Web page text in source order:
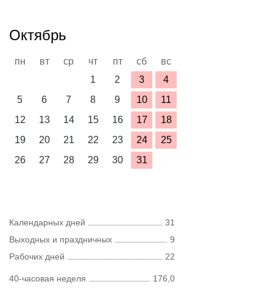
Октябрь
пн вт ср чт пт сб
вс
1
2 3
4
5
6 7 8 9 10
11
12
13 14 15 16 17
18
19
20 21 22 23 24
25
26
27 28 29 30 31
Календарных дней
31
Выходных и праздничных
9
Рабочих дней
22
40-часовая неделя
176,0